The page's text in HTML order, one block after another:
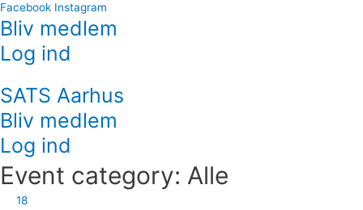
Facebook Instagram
Bliv medlem
Log ind
SATS Aarhus
Bliv medlem
Log ind
Event category: Alle
18